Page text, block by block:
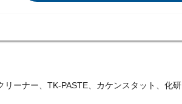
ーナー、TK-PASTE、カケンスタット、化